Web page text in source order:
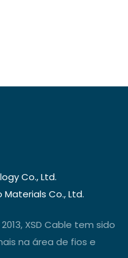
Co., Ltd.
Co., Ltd.
XSD Cable tem sido
na área de fios e